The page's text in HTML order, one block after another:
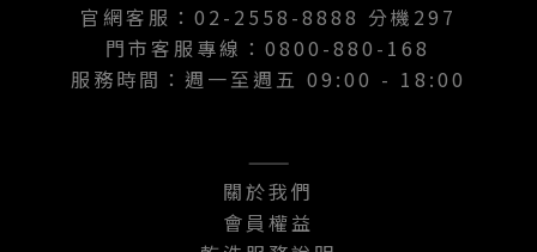
官網客服：02-2558-8888 分機297
門市客服專線：0800-880-168
服務時間：週一至週五 09:00 - 18:00
———
關於我們
會員權益